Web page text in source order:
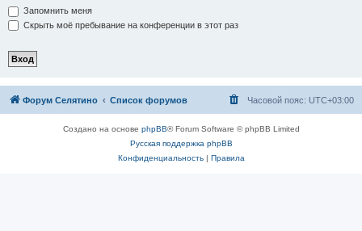
Запомнить меня
Скрыть моё пребывание на конференции в этот раз
Форум Селятино Список форумов Часовой пояс: UTC+03:00
Создано на основе phpBB® Forum Software © phpBB Limited
Русская поддержка phpBB
Конфиденциальность| Правила